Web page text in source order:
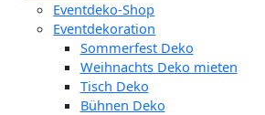
Eventdeko-Shop
Eventdekoration
Sommerfest Deko
Weihnachts Deko mieten
Tisch Deko
Bühnen Deko